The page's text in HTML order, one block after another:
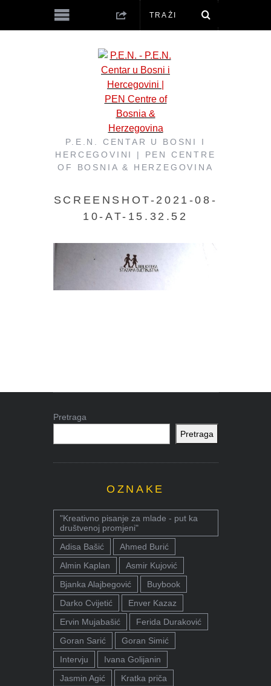
P.E.N. CENTAR U BOSNI I
HERCEGOVINI | PEN CENTRE
OF BOSNIA & HERZEGOVINA
SCREENSHOT-2021-08-
10-AT-15.32.52
Pretraga
Pretraga
OZNAKE
"Kreativno pisanje za mlade - put ka
društvenoj promjeni"
Adisa Bašić
Ahmed Burić
Almin Kaplan
Asmir Kujović
Bjanka Alajbegović
Buybook
Darko Cvijetić
Enver Kazaz
Ervin Mujabašić
Ferida Duraković
Goran Sarić
Goran Simić
Intervju
Ivana Golijanin
Jasmin Agić
Kratka priča